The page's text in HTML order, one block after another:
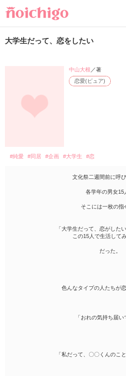
大学生だって、恋をしたい
恋愛(ピュア)
中山大根 ／著
#純愛 #同居 #企画 #大学生 #恋
文化祭二週間前に呼
各学年の男女15
そこには一枚の指
「大学生だって、恋がした
この15人で生活して
だった。
色んなタイプの人たちが恋
「おれの気持ち届い
「私だって、〇〇くんのこ